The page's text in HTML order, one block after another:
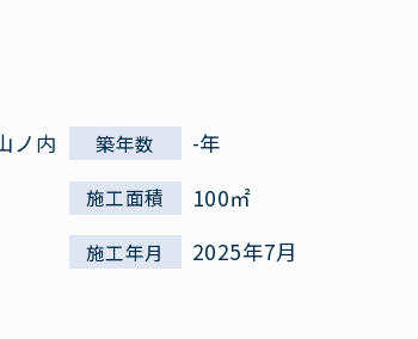
ノ内 築年数 -年
施工面積 100㎡
施工年月 2025年7月